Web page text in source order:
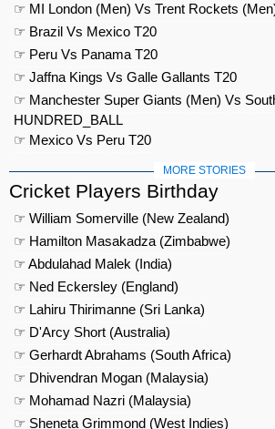
☞ MI London (Men) Vs Trent Rockets
☞ Brazil Vs Mexico T20
☞ Peru Vs Panama T20
☞ Jaffna Kings Vs Galle Gallants T20
☞ Manchester Super Giants (Men) Vs
HUNDRED_BALL
☞ Mexico Vs Peru T20
MORE STORIES
Cricket Players Birthday
☞ William Somerville (New Zealand)
☞ Hamilton Masakadza (Zimbabwe)
☞ Abdulahad Malek (India)
☞ Ned Eckersley (England)
☞ Lahiru Thirimanne (Sri Lanka)
☞ D'Arcy Short (Australia)
☞ Gerhardt Abrahams (South Africa)
☞ Dhivendran Mogan (Malaysia)
☞ Mohamad Nazri (Malaysia)
☞ Sheneta Grimmond (West Indies)